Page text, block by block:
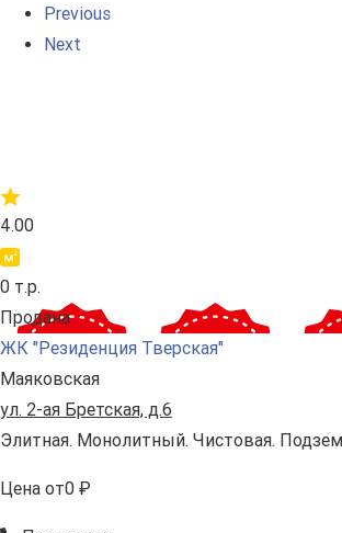
Previous
Next
4.00
0 т.р.
Продана
ЖК "Резиденция Тверская"
Маяковская
ул. 2-ая Бретская, д.6
Элитная. Монолитный. Чистовая.
Цена от0 ₽